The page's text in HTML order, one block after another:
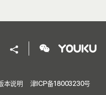
本说明
津ICP备18003230号